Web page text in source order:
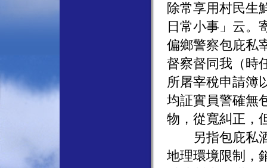
除常享用村民生
日常小事」云。
偏鄉警察包庇私
督察督同我（時
所屠宰稅申請簿
均証實員警確無
物，從寬糾正，
另指包庇私酒
地理環境限制，